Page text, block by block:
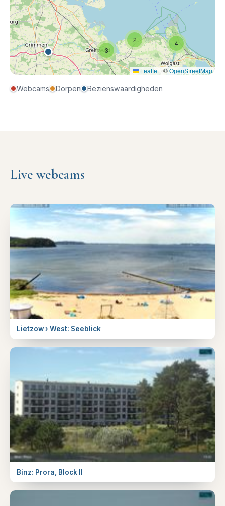
4
3
2
Leaflet | ©OpenStreetMap
Webcams Dorpen Bezienswaardigheden
Live webcams
Lietzow › West: Seeblick
Binz: Prora, Block II